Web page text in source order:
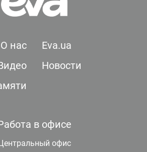
О нас
Eva.ua
Новости
в офисе
офис